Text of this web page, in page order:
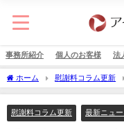
事務所紹介 個人のお客様 法
ホーム 慰謝料コラム更新
ことと準備のポイント｜アイシア
慰謝料コラム更新 最新ニュー